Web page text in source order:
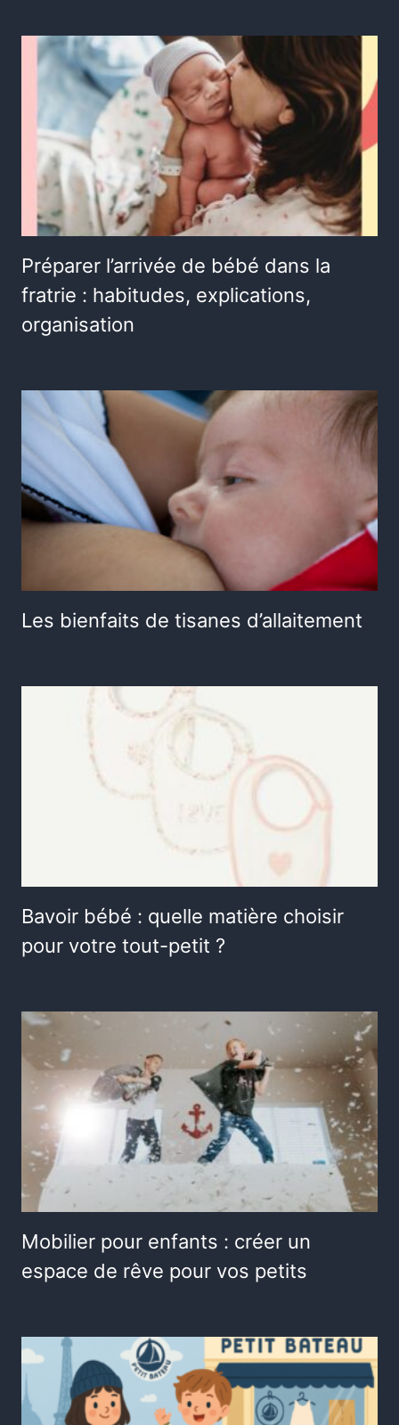
Préparer l’arrivée de bébé dans la
fratrie : habitudes, explications,
organisation
Les bienfaits de tisanes d’allaitement
Bavoir bébé : quelle matière choisir
pour votre tout-petit ?
Mobilier pour enfants : créer un
espace de rêve pour vos petits